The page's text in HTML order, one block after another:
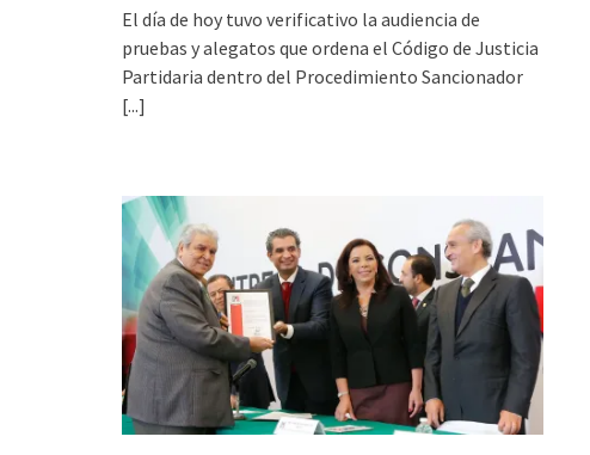
El día de hoy tuvo verificativo la audiencia de
pruebas y alegatos que ordena el Código de Justicia
Partidaria dentro del Procedimiento Sancionador
[...]